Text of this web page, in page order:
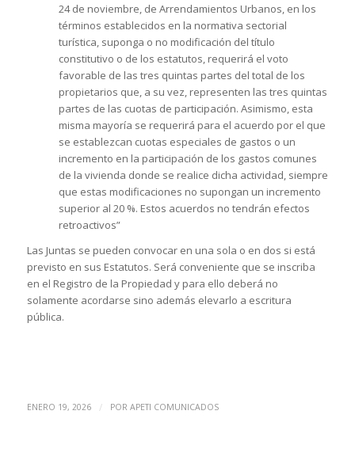
24 de noviembre, de Arrendamientos Urbanos, en los
términos establecidos en la normativa sectorial
turística, suponga o no modificación del título
constitutivo o de los estatutos, requerirá el voto
favorable de las tres quintas partes del total de los
propietarios que, a su vez, representen las tres quintas
partes de las cuotas de participación. Asimismo, esta
misma mayoría se requerirá para el acuerdo por el que
se establezcan cuotas especiales de gastos o un
incremento en la participación de los gastos comunes
de la vivienda donde se realice dicha actividad, siempre
que estas modificaciones no supongan un incremento
superior al 20 %. Estos acuerdos no tendrán efectos
retroactivos”
Las Juntas se pueden convocar en una sola o en dos si está
previsto en sus Estatutos. Será conveniente que se inscriba
en el Registro de la Propiedad y para ello deberá no
solamente acordarse sino además elevarlo a escritura
pública.
ENERO 19, 2026 / POR APETI COMUNICADOS